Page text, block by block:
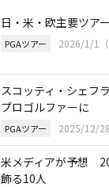
日・米・欧主要ツア
PGAツアー 2026/1/1
スコッティ・シェフ
プロゴルファーに
PGAツアー 2025/12/
米メディアが予想
飾る10人